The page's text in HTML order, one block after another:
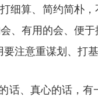
细算、简约简朴
、有用的会、便
注意重谋划、打基
话、真心的话，